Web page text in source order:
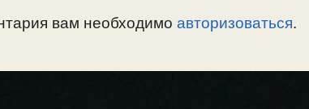
вам необходимо авторизоваться.